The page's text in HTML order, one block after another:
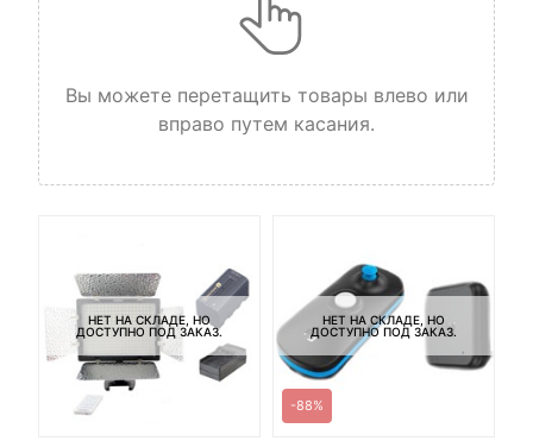
Вы можете перетащить товары влево или
вправо путем касания.
НЕТ НА СКЛАДЕ, НО
ДОСТУПНО ПОД ЗАКАЗ.
НЕТ НА СКЛАДЕ, НО
ДОСТУПНО ПОД ЗАКАЗ.
-88%